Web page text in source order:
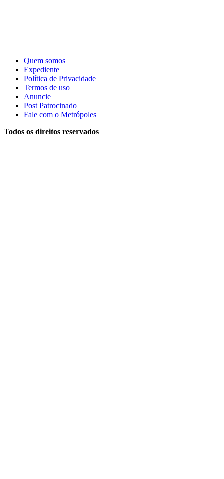
Quem somos
Expediente
Política de Privacidade
Termos de uso
Anuncie
Post Patrocinado
Fale com o Metrópoles
Todos os direitos reservados